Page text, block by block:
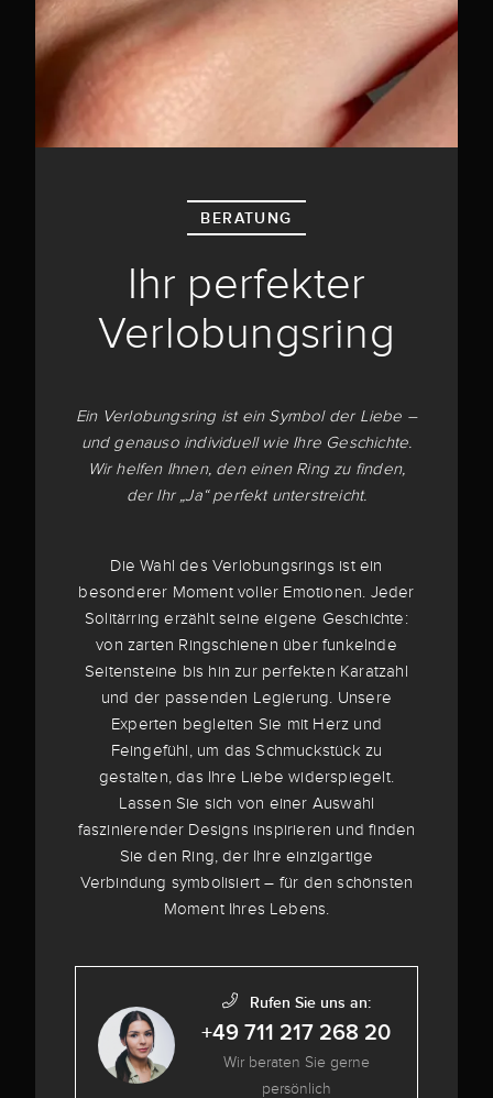
BERATUNG
Ihr perfekter
Verlobungsring
Ein Verlobungsring ist ein Symbol der Liebe –
und genauso individuell wie Ihre Geschichte.
Wir helfen Ihnen, den einen Ring zu finden,
der Ihr „Ja“ perfekt unterstreicht.
Die Wahl des Verlobungsrings ist ein
besonderer Moment voller Emotionen. Jeder
Solitärring erzählt seine eigene Geschichte:
von zarten Ringschienen über funkelnde
Seitensteine bis hin zur perfekten Karatzahl
und der passenden Legierung. Unsere
Experten begleiten Sie mit Herz und
Feingefühl, um das Schmuckstück zu
gestalten, das Ihre Liebe widerspiegelt.
Lassen Sie sich von einer Auswahl
faszinierender Designs inspirieren und finden
Sie den Ring, der Ihre einzigartige
Verbindung symbolisiert – für den schönsten
Moment Ihres Lebens.
Rufen Sie uns an:
+49 711 217 268 20
Wir beraten Sie gerne
persönlich